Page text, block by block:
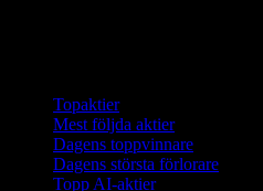
Topaktier
Mest följda aktier
Dagens toppvinnare
Dagens största förlorare
Topp AI-aktier